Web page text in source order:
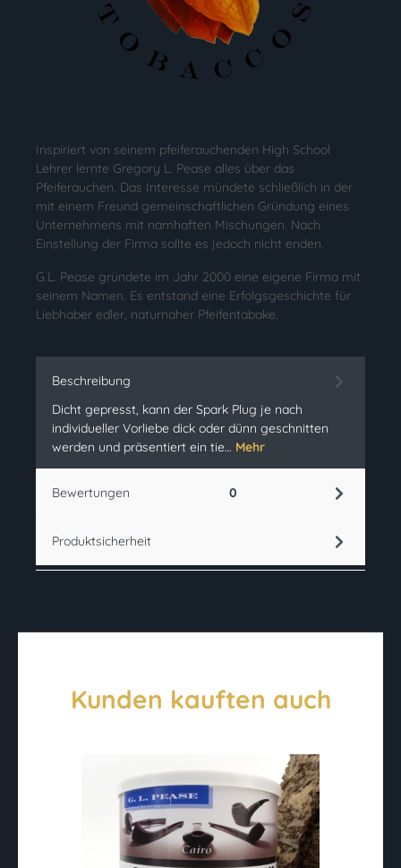
Inspiriert von seinem pfeiferauchenden High School
Lehrer lernte Gregory L. Pease alles über das
Pfeiferauchen. Das Interesse mündete schließlich in der
mit einem Freund gemeinschaftlichen Gründung eines
Unternehmens mit namhaften Mischungen. Nach
Einstellung der Firma sollte es jedoch nicht enden.
G.L. Pease gründete im Jahr 2000 eine eigene Firma mit
seinem Namen. Es entstand eine Erfolgsgeschichte für
Liebhaber edler, naturnaher Pfeifentabake.
Beschreibung
Dicht gepresst, kann der Spark Plug je nach
individueller Vorliebe dick oder dünn geschnitten
werden und präsentiert ein tie… Mehr
Bewertungen 0
Produktsicherheit
Kunden kauften auch